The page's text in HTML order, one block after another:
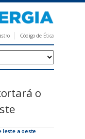
Código de Ética
o
leste a oeste